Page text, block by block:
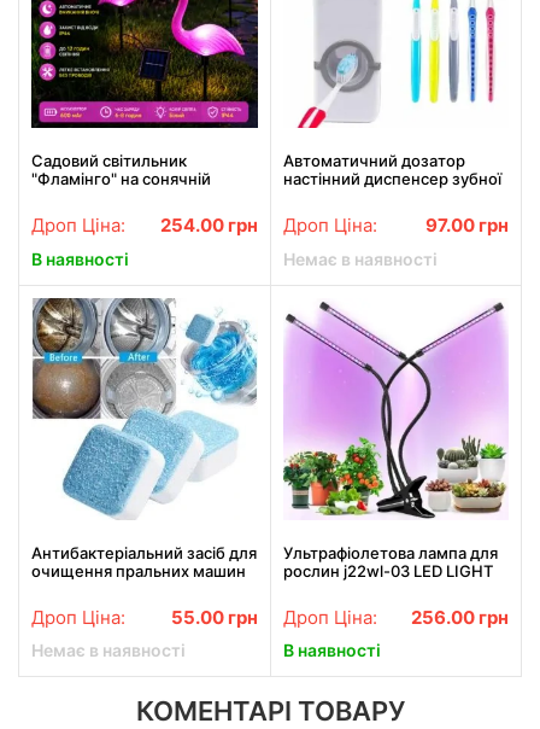
Садовий світильник
"Фламінго" на сонячній
декоративний, рожевий
26X-76 набір 3 шт в упаковці
Дроп Ціна: 254.00 грн
В наявності
Автоматичний дозатор
настінний диспенсер зубної
Дроп Ціна: 97.00 грн
Немає в наявності
Антибактеріальний засіб для
очищення пральних машин
у шипучих таблетках 12 шт у
упаковці
Дроп Ціна: 55.00 грн
Немає в наявності
Ультрафіолетова лампа для
рослин j22wl-03 LED LIGHT
Дроп Ціна: 256.00 грн
В наявності
КОМЕНТАРІ ТОВАРУ